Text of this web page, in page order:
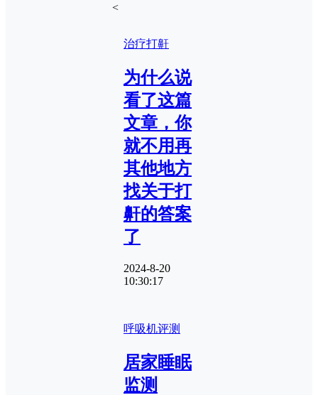
<
治疗打鼾
为什么说
看了这篇
文章，你
就不用再
其他地方
找关于打
鼾的答案
了
2024-8-20
10:30:17
呼吸机评测
居家睡眠
监测